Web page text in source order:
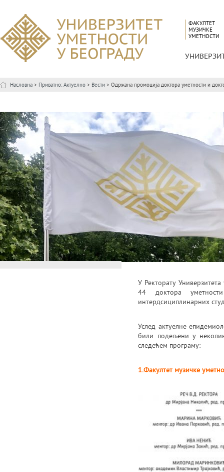
ФАКУЛТЕТ
МУЗИЧКЕ
УМЕТНОСТИ
Насловна > Приватно: Актуелно > Вести > Одржана промоција доктора уметности и
У Ректорату
44 доктора
интердсициплинарних
Услед актуелне
били подељени у
следећем програму:
1.Факултет музичке